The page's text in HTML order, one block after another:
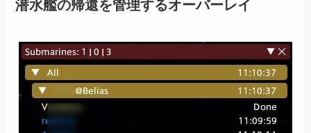
潜水艦の帰還を管理するオーバーレイ